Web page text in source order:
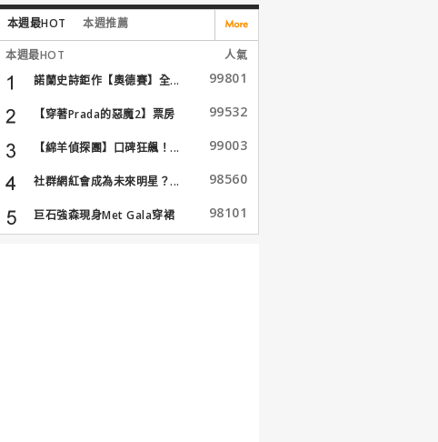
本週最HOT 本週推薦
本週最HOT
人氣
諾蘭史詩鉅作【奧德賽】全...
99801
【穿著Prada的惡魔2】票房
99532
【綿羊偵探團】口碑狂飆！... 99003
社群網紅會成為未來明星？... 98560
巨石強森現身Met Gala穿裙
子...
98101